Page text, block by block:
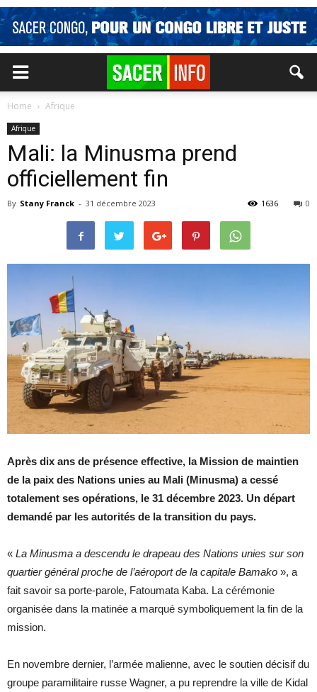
Home Afrique
Afrique
Mali: la Minusma prend
officiellement fin
By Stany Franck - 31 décembre 2023 0
1636
Après dix ans de présence effective, la Mission de maintien
de la paix des Nations unies au Mali (Minusma) a cessé
totalement ses opérations, le 31 décembre 2023. Un départ
demandé par les autorités de la transition du pays.
« La Minusma a descendu le drapeau des Nations unies sur son
quartier général proche de l’aéroport de la capitale Bamako », a
fait savoir sa porte-parole, Fatoumata Kaba. La cérémonie
organisée dans la matinée a marqué symboliquement la fin de la
mission.
En novembre dernier, l’armée malienne, avec le soutien décisif du
groupe paramilitaire russe Wagner, a pu reprendre la ville de Kidal